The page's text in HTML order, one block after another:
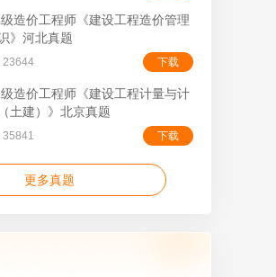
造价工程师《建设工程造价管理
》河北真题
23644 下载
造价工程师《建设工程计量与计
土建）》北京真题
35841 下载
更多真题